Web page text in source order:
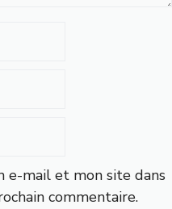
e-mail et mon site dans
commentaire.